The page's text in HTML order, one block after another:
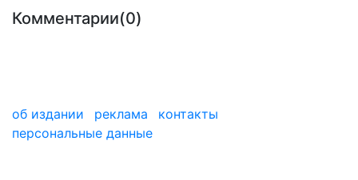
Комментарии(0)
об издании реклама
контакты
персональные данные